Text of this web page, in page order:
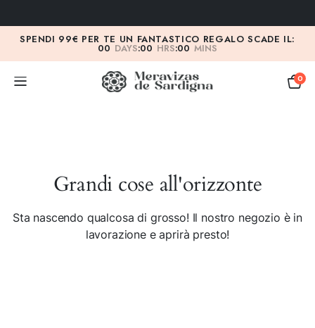
SPENDI 99€ PER TE UN FANTASTICO REGALO SCADE IL:
00 DAYS:00 HRS:00 MINS
0
Grandi cose all'orizzonte
Sta nascendo qualcosa di grosso! Il nostro negozio è in
lavorazione e aprirà presto!